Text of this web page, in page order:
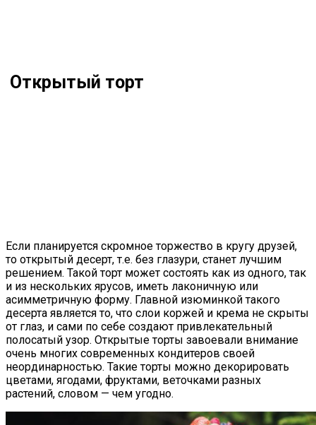
Открытый торт
Если планируется скромное торжество в кругу друзей,
то открытый десерт, т.е. без глазури, станет лучшим
решением. Такой торт может состоять как из одного, так
и из нескольких ярусов, иметь лаконичную или
асимметричную форму. Главной изюминкой такого
десерта является то, что слои коржей и крема не скрыты
от глаз, и сами по себе создают привлекательный
полосатый узор. Открытые торты завоевали внимание
очень многих современных кондитеров своей
неординарностью. Такие торты можно декорировать
цветами, ягодами, фруктами, веточками разных
растений, словом — чем угодно.